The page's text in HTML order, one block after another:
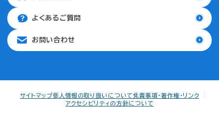
よくあるご質問
お問い合わせ
サイトマップ個人情報の取り扱いについて免責事項・著作権・リンク
アクセシビリティの方針について